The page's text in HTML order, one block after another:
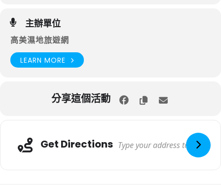
主辦單位
高美濕地旅遊網
LEARN MORE
分享這個活動
Get Directions